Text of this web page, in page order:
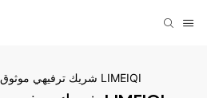
شريك ترفيهي موثوق به من LIMEIQI